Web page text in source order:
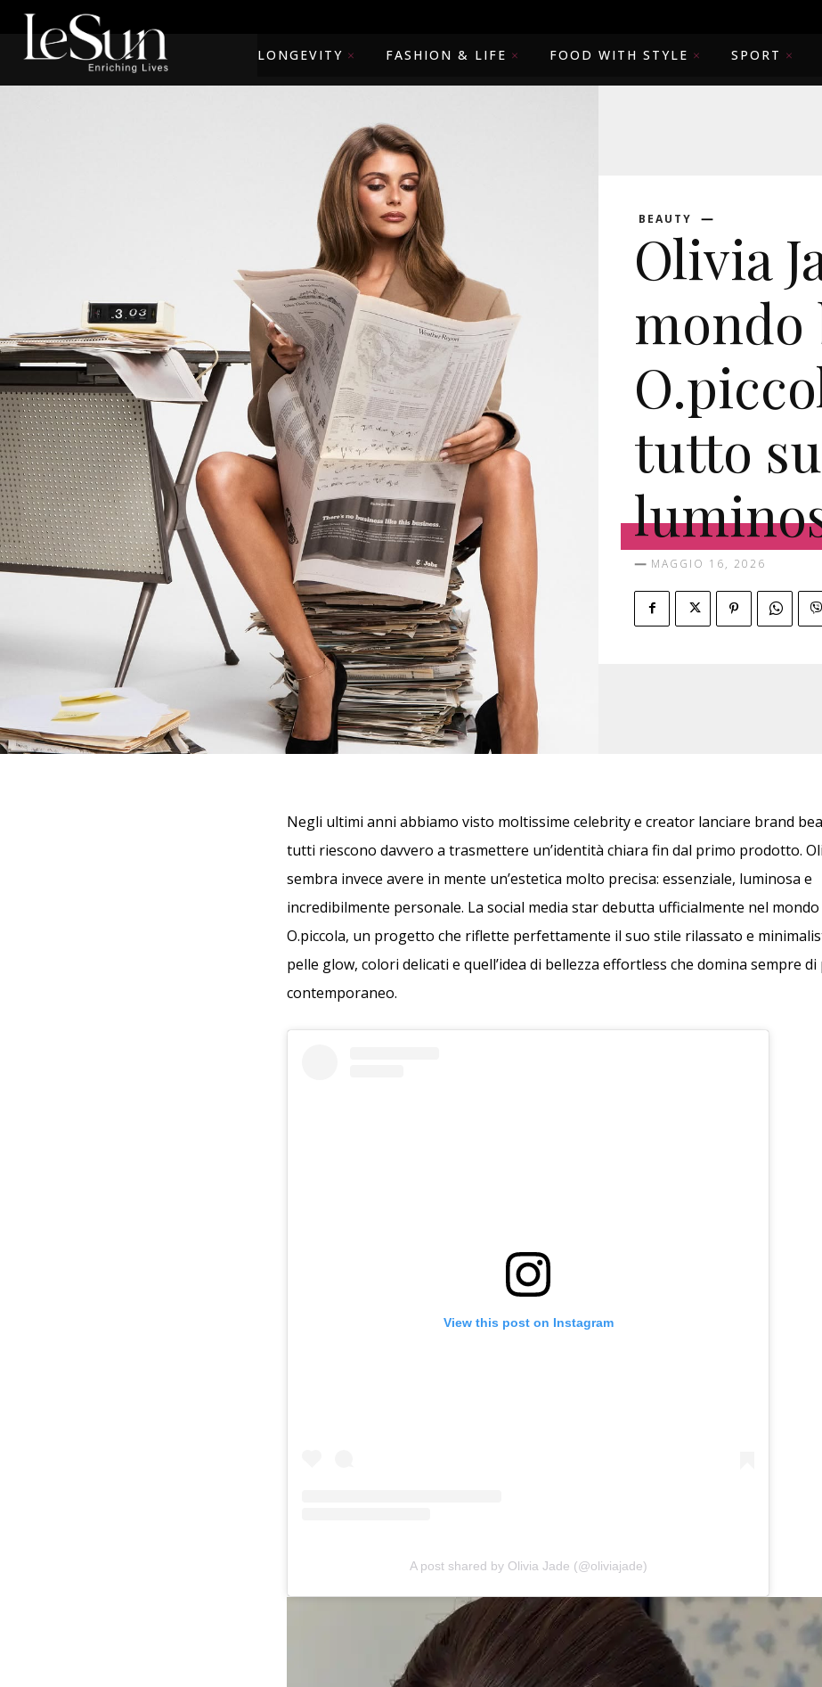
LONGEVITY FASHION & LIFE FOOD WITH STYLE SPORT
BEAUTY
Olivia
mondo
tutto
MAGGIO 16, 2026
Negli ultimi anni abbiamo visto moltissime celebrity e creator lanciare brand
tutti riescono davvero a trasmettere un’identità chiara fin dal primo prodotto.
sembra invece avere in mente un’estetica molto precisa: essenziale, luminosa e
incredibilmente personale. La social media star debutta ufficialmente nel
O.piccola, un progetto che riflette perfettamente il suo stile rilassato e
pelle glow, colori delicati e quell’idea di bellezza effortless che domina sempre
contemporaneo.
View this post on Instagram
A post shared by Olivia Jade (@oliviajade)